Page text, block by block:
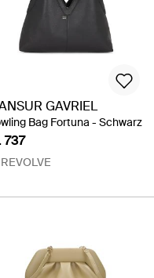
GAVRIEL
Bag Fortuna - Schwarz
737
REVOLVE